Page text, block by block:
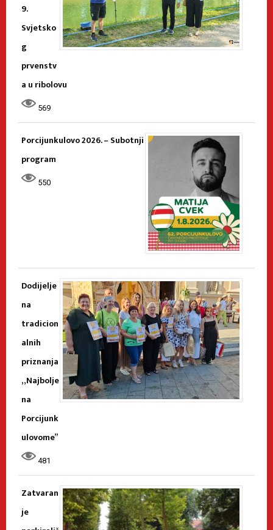
9.
Svjetsko
g
prvenstv
a u ribolovu
569
Porcijunkulovo 2026. – Subotnji
program
550
Dodijelje
na
tradicion
alnih
priznanja
„Najbolje
na
Porcijunk
ulovome”
481
Zatvaran
je